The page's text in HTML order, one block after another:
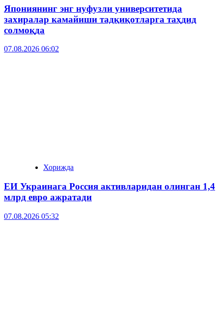
Япониянинг энг нуфузли университетида
захиралар камайиши тадқиқотларга таҳдид
солмоқда
07.08.2026 06:02
Хорижда
ЕИ Украинага Россия активларидан олинган 1,4
млрд евро ажратади
07.08.2026 05:32